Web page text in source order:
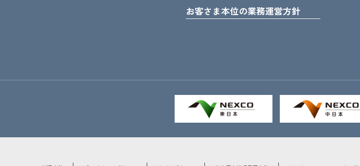
お客さま本位の業務運営方針